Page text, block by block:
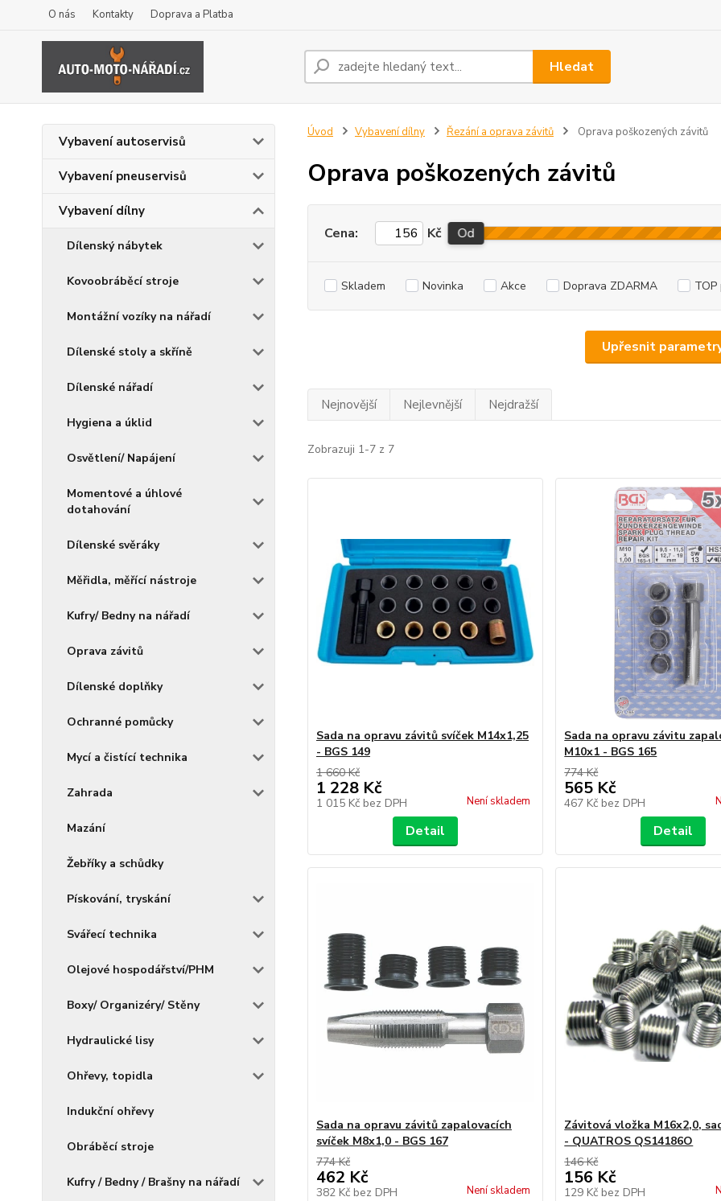
O nás Kontakty Doprava a Platba
Hledat
Vybavení autoservisů
Vybavení pneuservisů
Vybavení dílny
Dílenský nábytek
Kovoobráběcí stroje
Montážní vozíky na nářadí
Dílenské stoly a skříně
Dílenské nářadí
Hygiena a úklid
Osvětlení/ Napájení
Momentové a úhlové
dotahování
Dílenské svěráky
Měřidla, měřící nástroje
Kufry/ Bedny na nářadí
Oprava závitů
Dílenské doplňky
Ochranné pomůcky
Mycí a čistící technika
Zahrada
Mazání
Žebříky a schůdky
Pískování, tryskání
Svářecí technika
Olejové hospodářství/PHM
Boxy/ Organizéry/ Stěny
Hydraulické lisy
Ohřevy, topidla
Indukční ohřevy
Obráběcí stroje
Kufry / Bedny / Brašny na nářadí
Úvod Vybavení dílny Řezání a oprava závitů Oprava poškozených závitů
Oprava poškozených závitů
Upřesnit
Cena: Kč Od
Skladem Novinka Akce Doprava ZDARMA
Nejnovější Nejlevnější Nejdražší
Zobrazuji 1-7 z 7
Sada na opravu závitů svíček M14x1,25
- BGS 149
1 660 Kč
1 228 Kč
1 015 Kč bez DPH Není skladem
Detail
Sada na opravu závitu
M10x1 - BGS 165
774 Kč
565 Kč
467 Kč bez DPH
Detail
Sada na opravu závitů zapalovacích
svíček M8x1,0 - BGS 167
774 Kč
462 Kč
382 Kč bez DPH Není skladem
Závitová vložka M16x2,0,
- QUATROS QS14186O
146 Kč
156 Kč
129 Kč bez DPH